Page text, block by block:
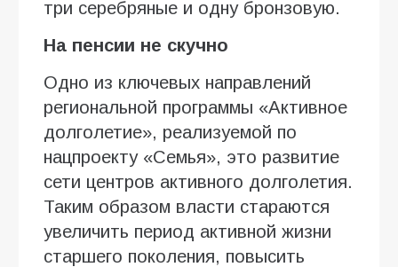
три серебряные и одну бронзовую.
На пенсии не скучно
Одно из ключевых направлений
региональной программы «Активное
долголетие», реализуемой по
нацпроекту «Семья», это развитие
сети центров активного долголетия.
Таким образом власти стараются
увеличить период активной жизни
старшего поколения, повысить